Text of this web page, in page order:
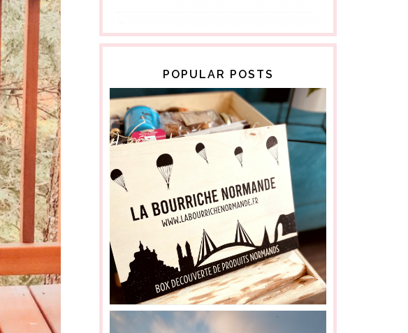
POPULAR POSTS